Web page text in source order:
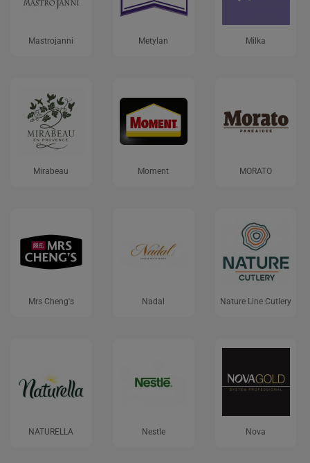
Mastrojanni Metylan Milka
Mirabeau Moment MORATO
Mrs Cheng's Nadal Nature Line Cutlery
NATURELLA Nestle Nova